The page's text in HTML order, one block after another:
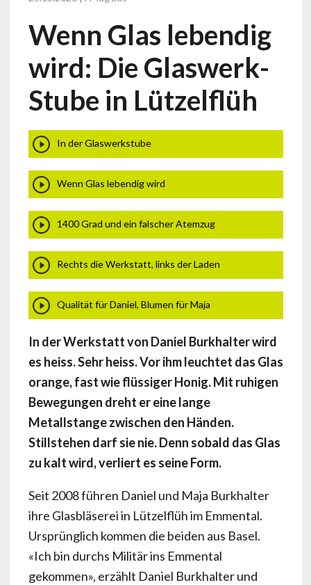
Wenn Glas lebendig
wird: Die Glaswerk-
Stube in Lützelflüh
In der Glaswerkstube
Wenn Glas lebendig wird
1400 Grad und ein falscher Atemzug
Rechts die Werkstatt, links der Laden
Qualität für Daniel, Blumen für Maja
In der Werkstatt von Daniel Burkhalter wird
es heiss. Sehr heiss. Vor ihm leuchtet das Glas
orange, fast wie flüssiger Honig. Mit ruhigen
Bewegungen dreht er eine lange
Metallstange zwischen den Händen.
Stillstehen darf sie nie. Denn sobald das Glas
zu kalt wird, verliert es seine Form.
Seit 2008 führen Daniel und Maja Burkhalter
ihre Glasbläserei in Lützelflüh im Emmental.
Ursprünglich kommen die beiden aus Basel.
«Ich bin durchs Militär ins Emmental
gekommen», erzählt Daniel Burkhalter und